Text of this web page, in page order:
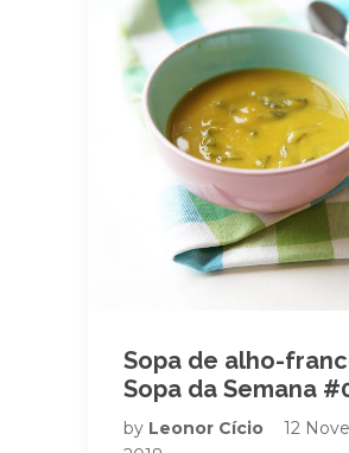
Sopa de alho-
Sopa da Semana
by Leonor Cício
12